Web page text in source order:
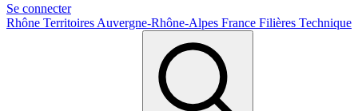
Se connecter
Rhône Territoires Auvergne-Rhône-Alpes France Filières Technique